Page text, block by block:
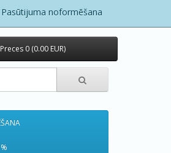
Pasūtijuma noformēšana
Preces 0 (0.00 EUR)